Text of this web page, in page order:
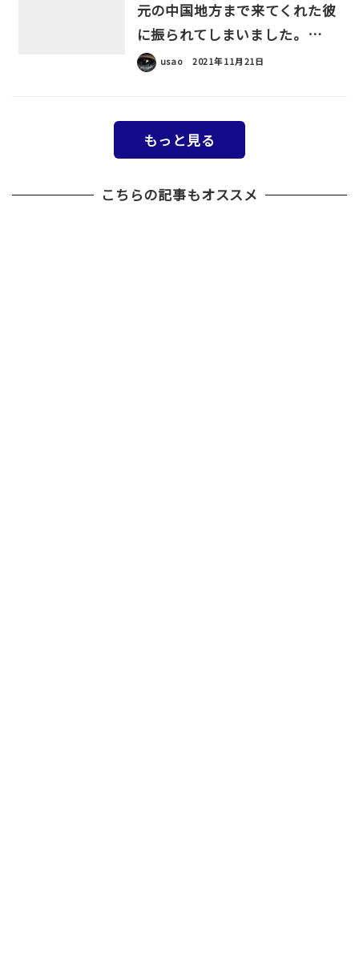
元の中国地方まで来てくれた彼
に振られてしまいました。…
usao 2021年11月21日
もっと見る
こちらの記事もオススメ